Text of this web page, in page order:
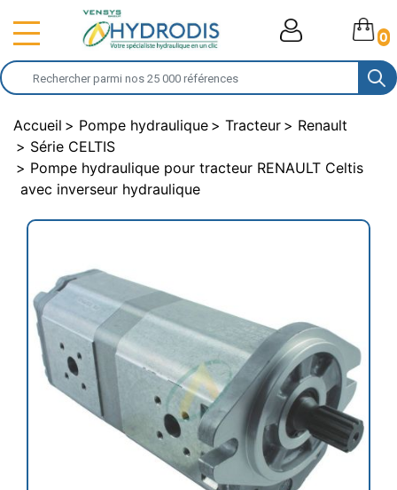
0
Accueil Pompe hydraulique Tracteur
Renault
Série CELTIS
Pompe hydraulique pour tracteur RENAULT Celtis
avec inverseur hydraulique